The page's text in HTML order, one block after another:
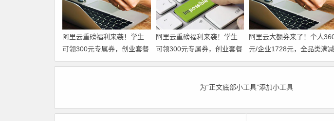
阿里云重磅福利来袭！学生
可领300元专属券，创业套餐
仅需29元/月起，无论个人还
阿里云重磅福利来袭！学生
可领300元专属券，创业套餐
仅需29元/月起，无论个人还
阿里云大额券来了！个人
元/企业1728元，全品类满减
叠加用，一文教你省到极
为“正文底部小工具”添加小工具